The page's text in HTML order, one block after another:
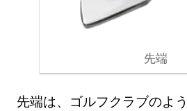
先端
先端は、ゴルフクラブのよ